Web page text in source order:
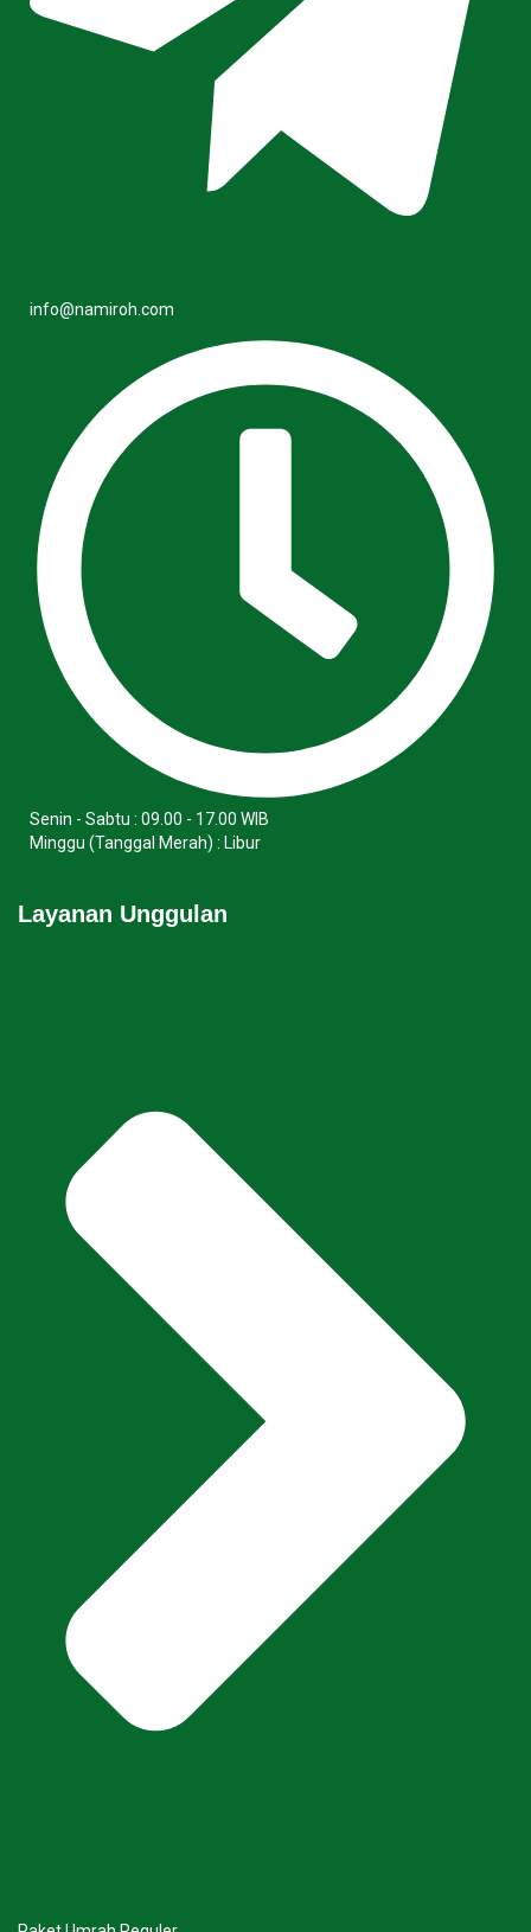
info@namiroh.com
Senin - Sabtu : 09.00 - 17.00 WIB
Minggu (Tanggal Merah) : Libur
Layanan Unggulan